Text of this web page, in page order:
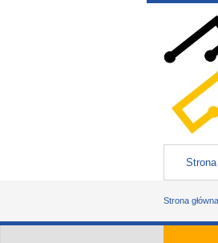
Przejdź
Menu
Strona
Strona główna